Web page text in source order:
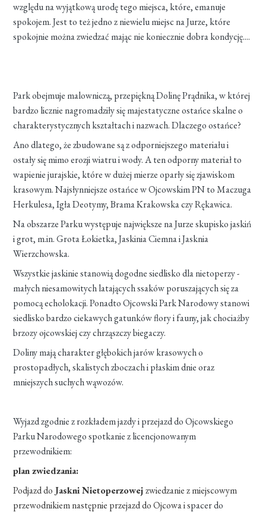
względu na wyjątkową urodę tego miejsca, które, emanuje
spokojem. Jest to też jedno z niewielu miejsc na Jurze, które
spokojnie można zwiedzać mając nie koniecznie dobra kondycję....
Park obejmuje malowniczą, przepiękną Dolinę Prądnika, w której
bardzo licznie nagromadziły się majestatyczne ostańce skalne o
charakterystycznych kształtach i nazwach. Dlaczego ostańce?
Ano dlatego, że zbudowane są z odporniejszego materiału i
ostały się mimo erozji wiatru i wody. A ten odporny materiał to
wapienie jurajskie, które w dużej mierze oparły się zjawiskom
krasowym. Najsłynniejsze ostańce w Ojcowskim PN to Maczuga
Herkulesa, Igła Deotymy, Brama Krakowska czy Rękawica.
Na obszarze Parku występuje największe na Jurze skupisko jaskiń
i grot, m.in. Grota Łokietka, Jaskinia Ciemna i Jasknia
Wierzchowska.
Wszystkie jaskinie stanowią dogodne siedlisko dla nietoperzy -
małych niesamowitych latających ssaków poruszających się za
pomocą echolokacji. Ponadto Ojcowski Park Narodowy stanowi
siedlisko bardzo ciekawych gatunków flory i fauny, jak chociażby
brzozy ojcowskiej czy chrząszczy biegaczy.
Doliny mają charakter głębokich jarów krasowych o
prostopadłych, skalistych zboczach i płaskim dnie oraz
mniejszych suchych wąwozów.
Wyjazd zgodnie z rozkładem jazdy i przejazd do Ojcowskiego
Parku Narodowego spotkanie z licencjonowanym
przewodnikiem:
plan zwiedzania:
Podjazd do Jaskni Nietoperzowejzwiedzanie z miejscowym
przewodnikiem następnie przejazd do Ojcowa i spacer do